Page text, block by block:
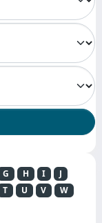
G H I
J
T U V
W